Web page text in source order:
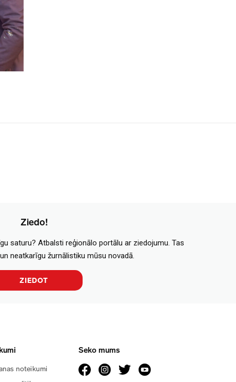
Ziedo!
saturu? Atbalsti reģionālo portālu ar ziedojumu. Tas
neatkarīgu žurnālistiku mūsu novadā.
ZIEDOT
noteikumi
Seko mums